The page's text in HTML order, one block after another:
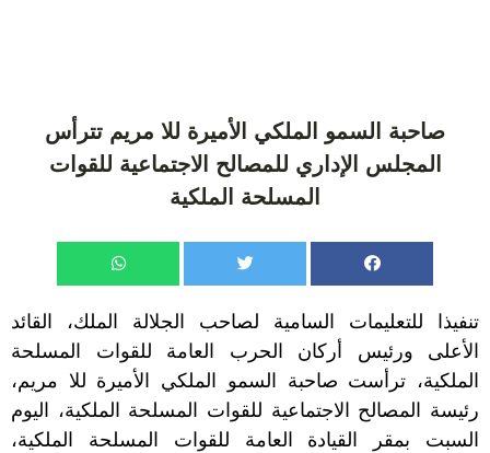
صاحبة السمو الملكي الأميرة للا مريم تترأس
المجلس الإداري للمصالح الاجتماعية للقوات
المسلحة الملكية
تنفيذا للتعليمات السامية لصاحب الجلالة الملك، القائد
الأعلى ورئيس أركان الحرب العامة للقوات المسلحة
الملكية، ترأست صاحبة السمو الملكي الأميرة للا مريم،
رئيسة المصالح الاجتماعية للقوات المسلحة الملكية، اليوم
السبت بمقر القيادة العامة للقوات المسلحة الملكية،